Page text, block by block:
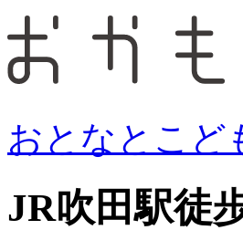
おとなとこど
JR吹田駅徒